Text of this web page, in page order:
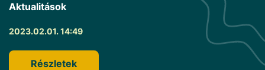
Aktualitások
2023.02.01. 14:49
Részletek